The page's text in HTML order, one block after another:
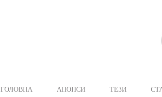
ГОЛОВНА АНОНСИ ТЕЗИ